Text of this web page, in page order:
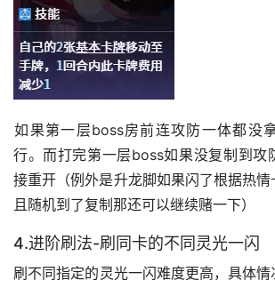
如果第一层boss房前连攻防一体都没
行。而打完第一层boss如果没复制到攻
接重开（例外是升龙脚如果闪了根据热
且随机到了复制那还可以继续赌一下）﻿
4.进阶刷法-刷同卡的不同灵光一闪
刷不同指定的灵光一闪难度更高，具体